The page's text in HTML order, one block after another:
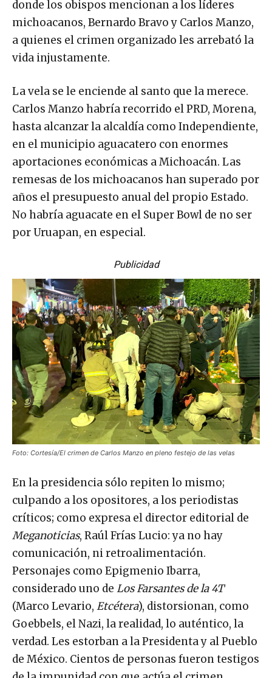
donde los obispos mencionan a los líderes
michoacanos, Bernardo Bravo y Carlos Manzo,
a quienes el crimen organizado les arrebató la
vida injustamente.
La vela se le enciende al santo que la merece.
Carlos Manzo habría recorrido el PRD, Morena,
hasta alcanzar la alcaldía como Independiente,
en el municipio aguacatero con enormes
aportaciones económicas a Michoacán. Las
remesas de los michoacanos han superado por
años el presupuesto anual del propio Estado.
No habría aguacate en el Super Bowl de no ser
por Uruapan, en especial.
Publicidad
Foto: Cortesía/El crimen de Carlos Manzo en pleno festejo de las velas
En la presidencia sólo repiten lo mismo;
culpando a los opositores, a los periodistas
críticos; como expresa el director editorial de
Meganoticias, Raúl Frías Lucio: ya no hay
comunicación, ni retroalimentación.
Personajes como Epigmenio Ibarra,
considerado uno de Los Farsantes de la 4T
(Marco Levario, Etcétera), distorsionan, como
Goebbels, el Nazi, la realidad, lo auténtico, la
verdad. Les estorban a la Presidenta y al Pueblo
de México. Cientos de personas fueron testigos